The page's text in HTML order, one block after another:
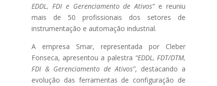
EDDL, FDI e Gerenciamento de Ativos”e reuniu
mais de 50 profissionais dos setores de
instrumentação e automação industrial.
A empresa Smar, representada por Cleber
Fonseca, apresentou a palestra “EDDL, FDT/DTM,
FDI & Gerenciamento de Ativos”, destacando a
evolução das ferramentas de configuração de